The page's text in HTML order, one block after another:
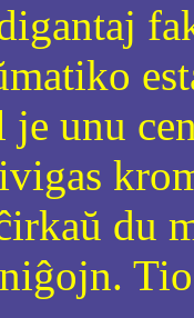
je unu
du